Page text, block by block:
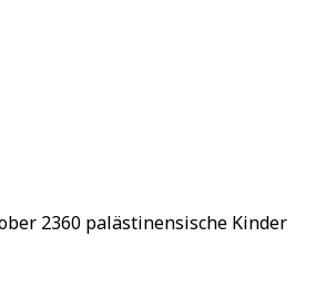
2360 palästinensische Kinder